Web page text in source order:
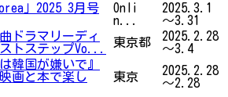
」2025 3月号
Onli
n...
2025.3.1
～3.31
ドラマリーディ
トステップVo...
東京都
2025.2.28
～3.4
韓国が嫌いで』
画と本で楽し
東京
2025.2.28
～2.28